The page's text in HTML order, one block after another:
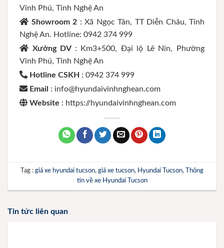
Vinh Phú, Tỉnh Nghệ An
Showroom 2 : Xã Ngọc Tân, TT Diễn Châu, Tỉnh
Nghệ An. Hotline: 0942 374 999
Xưởng DV : Km3+500, Đại lộ Lê Nin, Phường
Vinh Phú, Tỉnh Nghệ An
Hotline CSKH : 0942 374 999
Email : info@hyundaivinhnghean.com
Website : https://hyundaivinhnghean.com
Tag : giá xe hyundai tucson, giá xe tucson, Hyundai Tucson,
Thông
tin về xe Hyundai Tucson
Tin tức liên quan